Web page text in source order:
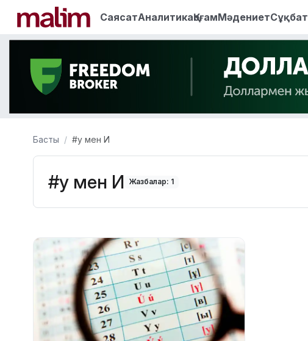
СаясатАналитикаҚоғамМәдениетСұқбат
Басты #у мен И
#у мен И Жазбалар: 1